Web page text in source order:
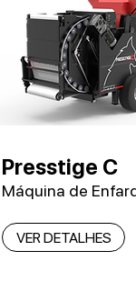
Presstige C
Máquina de
VER DETALHES